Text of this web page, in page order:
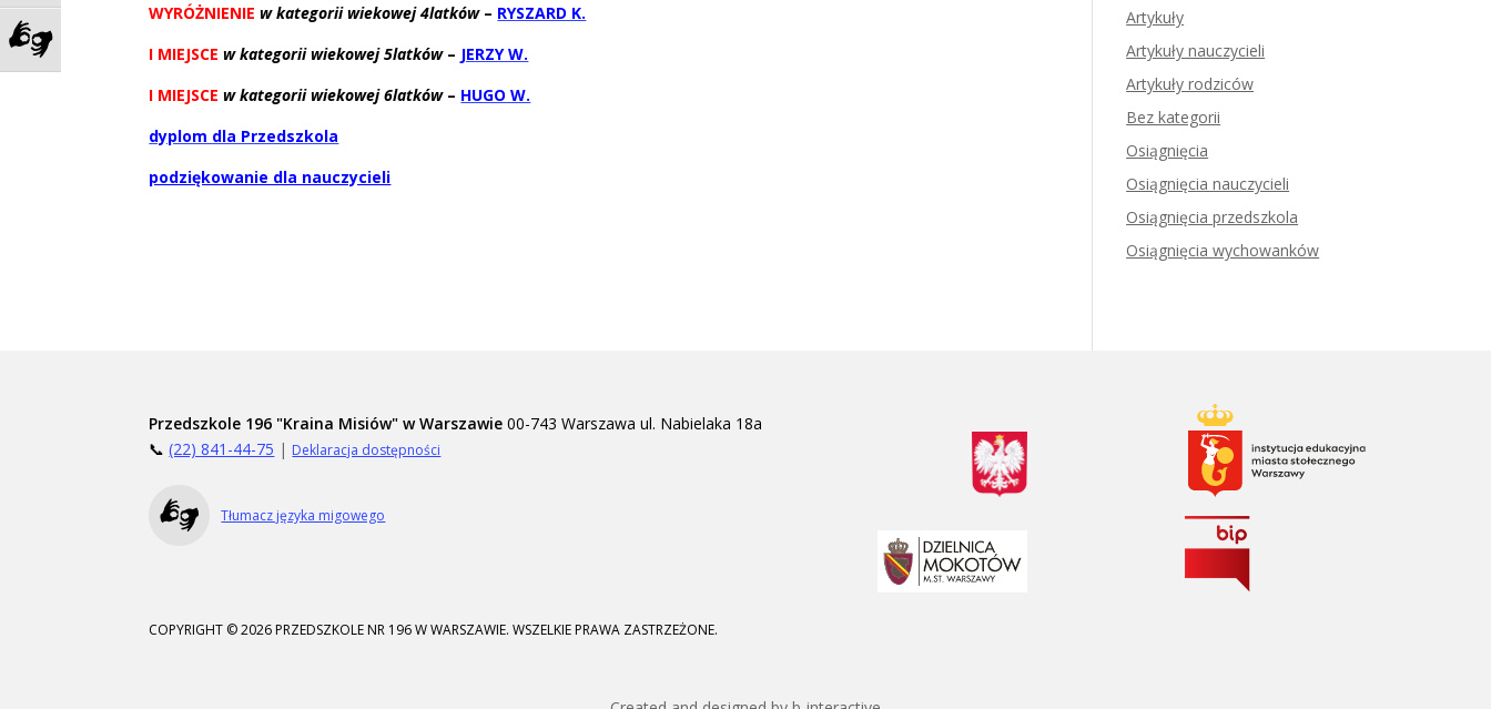
Zadzwoń do tłumacza języka migowego
WYRÓŻNIENIE w kategorii wiekowej 4latków– RYSZARD K.
I MIEJSCE w kategorii wiekowej 5latków– JERZY W.
I MIEJSCE w kategorii wiekowej 6latków – HUGO W.
dyplom dla Przedszkola
podziękowanie dla nauczycieli
Artykuły
Artykuły nauczycieli
Artykuły rodziców
Bez kategorii
Osiągnięcia
Osiągnięcia nauczycieli
Osiągnięcia przedszkola
Osiągnięcia wychowanków
Przedszkole 196 "Kraina Misiów" w Warszawie 00-743 Warszawa ul. Nabielaka 18a
📞(22) 841-44-75 | Deklaracja dostępności
Tłumacz języka migowego
COPYRIGHT © 2026 PRZEDSZKOLE NR 196 W WARSZAWIE. WSZELKIE PRAWA ZASTRZEŻONE.